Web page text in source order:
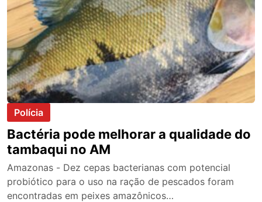
Polícia
Bactéria pode melhorar a qualidade do
tambaqui no AM
Amazonas - Dez cepas bacterianas com potencial
probiótico para o uso na ração de pescados foram
encontradas em peixes amazônicos…